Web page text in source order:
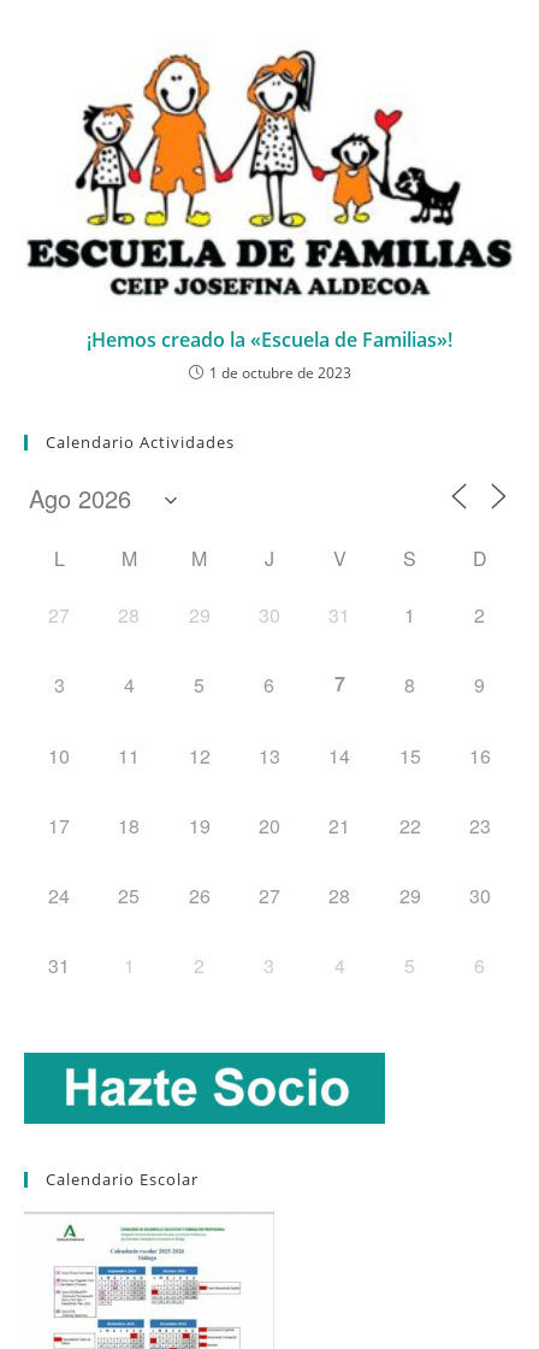
¡Hemos creado la «Escuela de Familias»!
1 de octubre de 2023
Calendario Actividades
L M M J V S D
27 28 29 30 31 1 2
3 4 5 6 7 8 9
10 11 12 13 14 15 16
17 18 19 20 21 22 23
24 25 26 27 28 29 30
31 1 2 3 4 5 6
Calendario Escolar